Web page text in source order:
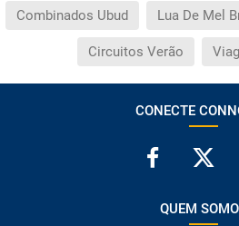
Combinados Ubud Lua De Mel
Circuitos Verão
CONECTE
QUEM